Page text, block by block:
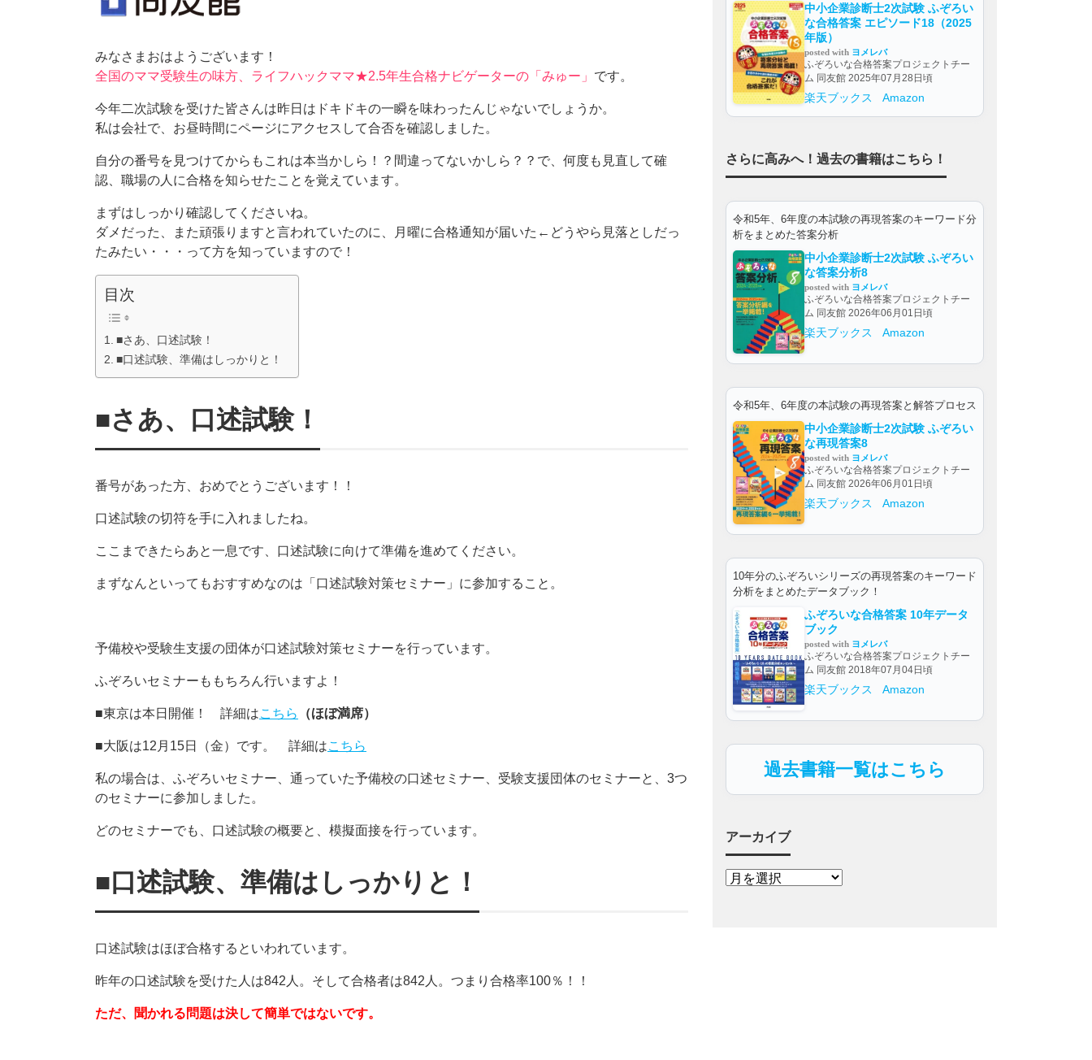
みなさまおはようございます！
全国のママ受験生の味方、ライフハックママ★2.5年生合格ナビゲーターの「みゅー」 です。
今年二次試験を受けた皆さんは昨日はドキドキの一瞬を味わったんじゃないでしょうか。
私は会社で、お昼時間にページにアクセスして合否を確認しました。
自分の番号を見つけてからもこれは本当かしら！？間違ってないかしら？？で、何度も見直して確
認、職場の人に合格を知らせたことを覚えています。
まずはしっかり確認してくださいね。
ダメだった、また頑張りますと言われていたのに、月曜に合格通知が届いた←どうやら見落としだっ
たみたい・・・って方を知っていますので！
目次
■さあ、口述試験！
■口述試験、準備はしっかりと！
■さあ、口述試験！
番号があった方、おめでとうございます！！
口述試験の切符を手に入れましたね。
ここまできたらあと一息です、口述試験に向けて準備を進めてください。
まずなんといってもおすすめなのは「口述試験対策セミナー」に参加すること。
予備校や受験生支援の団体が口述試験対策セミナーを行っています。
ふぞろいセミナーももちろん行いますよ！
■東京は本日開催！ 詳細はこちら （ほぼ満席）
■大阪は12月15日（金）です。 詳細はこちら
私の場合は、ふぞろいセミナー、通っていた予備校の口述セミナー、受験支援団体のセミナーと、3つ
のセミナーに参加しました。
どのセミナーでも、口述試験の概要と、模擬面接を行っています。
■口述試験、準備はしっかりと！
口述試験はほぼ合格するといわれています。
昨年の口述試験を受けた人は842人。そして合格者は842人。つまり合格率100％！！
ただ、聞かれる問題は決して簡単ではないです。
中小企業診断士2次試験 ふぞろい
な合格答案 エピソード18（2025
年版）
posted with ヨメレバ
ふぞろいな合格答案プロジェクトチー
ム 同友館 2025年07月28日頃
楽天ブックス Amazon
さらに高みへ！過去の書籍はこちら！
令和5年、6年度の本試験の再現答案のキーワード分
析をまとめた答案分析
中小企業診断士2次試験 ふぞろい
な答案分析8
posted with ヨメレバ
ふぞろいな合格答案プロジェクトチー
ム 同友館 2026年06月01日頃
楽天ブックス Amazon
令和5年、6年度の本試験の再現答案と解答プロセス
中小企業診断士2次試験 ふぞろい
な再現答案8
posted with ヨメレバ
ふぞろいな合格答案プロジェクトチー
ム 同友館 2026年06月01日頃
楽天ブックス Amazon
10年分のふぞろいシリーズの再現答案のキーワード
分析をまとめたデータブック！
ふぞろいな合格答案 10年データ
ブック
posted with ヨメレバ
ふぞろいな合格答案プロジェクトチー
ム 同友館 2018年07月04日頃
楽天ブックス Amazon
過去書籍一覧はこちら
アーカイブ